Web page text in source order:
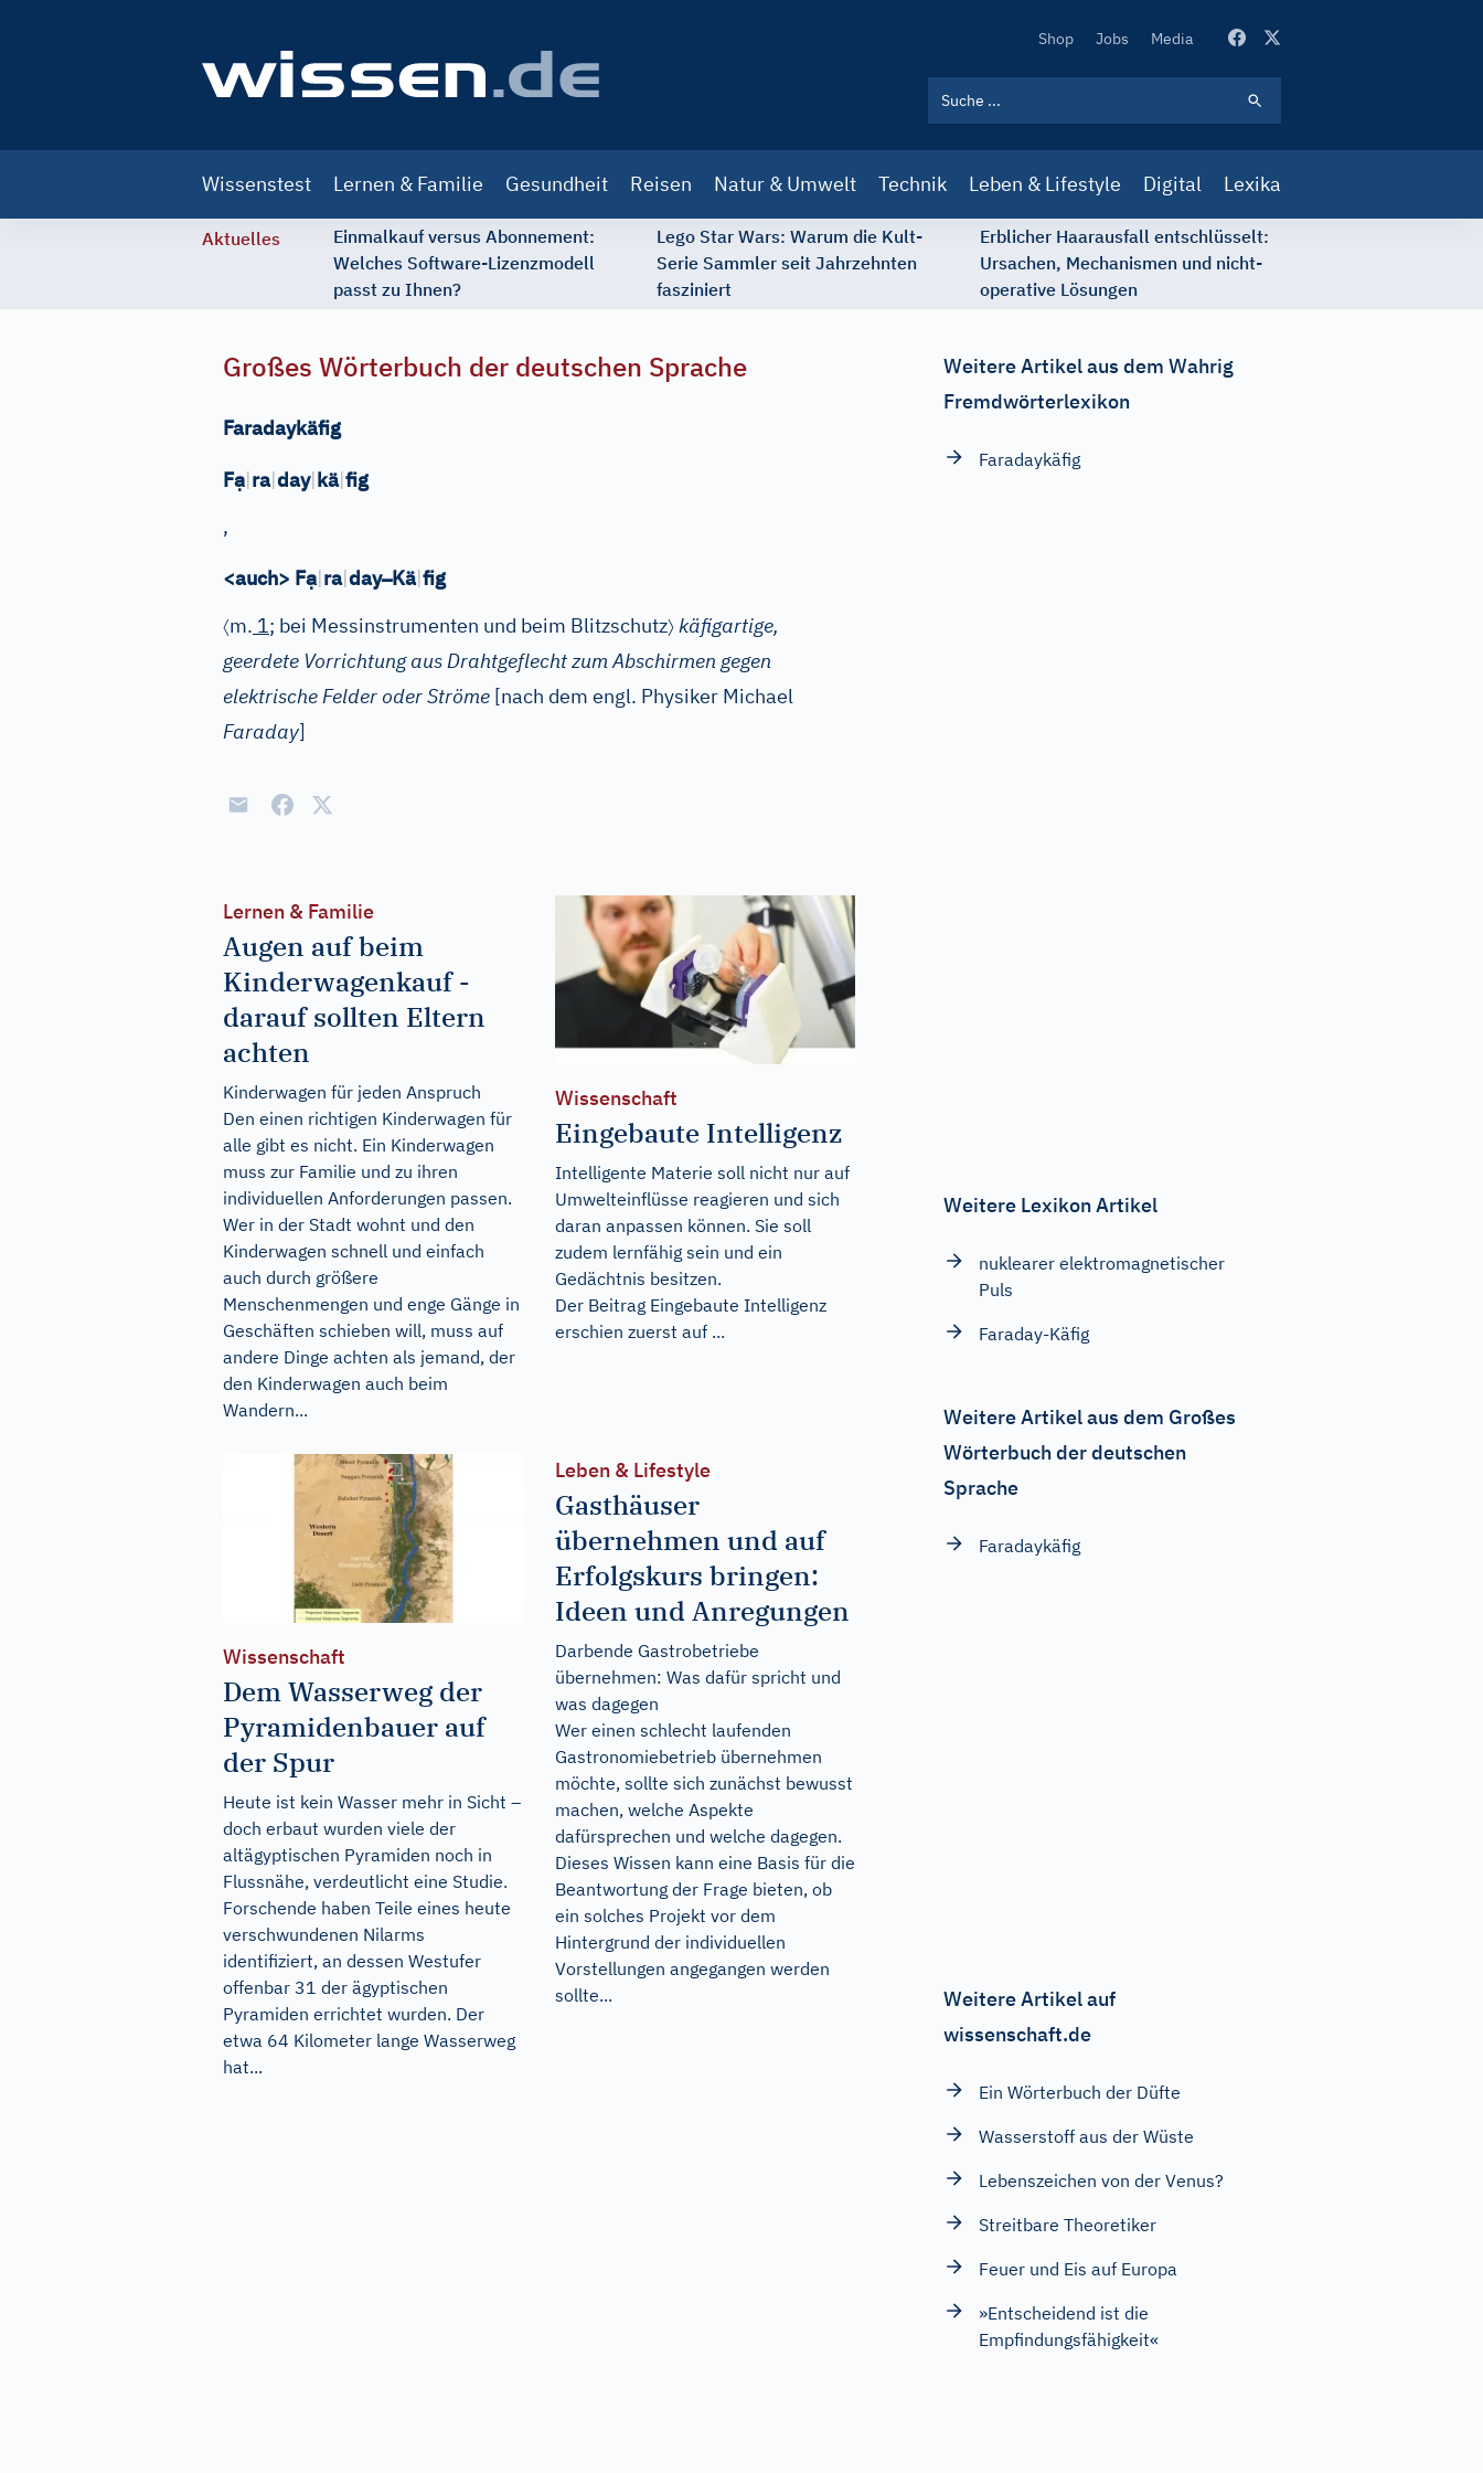
Secondary
Shop Jobs Media
navigation
Wissenstest Lernen & Familie Gesundheit Reisen Natur & Umwelt Technik Leben & Lifestyle Digital Lexika
Aktuelles
Einmalkauf versus Abonnement:
Welches Software-Lizenzmodell
passt zu Ihnen?
Lego Star Wars: Warum die Kult-
Serie Sammler seit Jahrzehnten
fasziniert
Erblicher Haarausfall entschlüsselt:
Ursachen, Mechanismen und nicht-
operative Lösungen
Großes Wörterbuch der deutschen Sprache
Faradaykäfig
Fạ|ra|day|kä|fig
,
<auch> Fạ|ra|day–Kä|fig
〈m. 1; bei Messinstrumenten und beim Blitzschutz〉käfigartige,
geerdete Vorrichtung aus Drahtgeflecht zum Abschirmen gegen
elektrische Felder oder Ströme [nach dem engl. Physiker Michael
Faraday]
Lernen & Familie
Augen auf beim
Kinderwagenkauf -
darauf sollten Eltern
achten
Kinderwagen für jeden Anspruch
Den einen richtigen Kinderwagen für
alle gibt es nicht. Ein Kinderwagen
muss zur Familie und zu ihren
individuellen Anforderungen passen.
Wer in der Stadt wohnt und den
Kinderwagen schnell und einfach
auch durch größere
Menschenmengen und enge Gänge in
Geschäften schieben will, muss auf
andere Dinge achten als jemand, der
den Kinderwagen auch beim
Wandern...
Wissenschaft
Eingebaute Intelligenz
Intelligente Materie soll nicht nur auf
Umwelteinflüsse reagieren und sich
daran anpassen können. Sie soll
zudem lernfähig sein und ein
Gedächtnis besitzen.
Der Beitrag Eingebaute Intelligenz
erschien zuerst auf ...
Wissenschaft
Dem Wasserweg der
Pyramidenbauer auf
der Spur
Heute ist kein Wasser mehr in Sicht –
doch erbaut wurden viele der
altägyptischen Pyramiden noch in
Flussnähe, verdeutlicht eine Studie.
Forschende haben Teile eines heute
verschwundenen Nilarms
identifiziert, an dessen Westufer
offenbar 31 der ägyptischen
Pyramiden errichtet wurden. Der
etwa 64 Kilometer lange Wasserweg
hat...
Leben & Lifestyle
Gasthäuser
übernehmen und auf
Erfolgskurs bringen:
Ideen und Anregungen
Darbende Gastrobetriebe
übernehmen: Was dafür spricht und
was dagegen
Wer einen schlecht laufenden
Gastronomiebetrieb übernehmen
möchte, sollte sich zunächst bewusst
machen, welche Aspekte
dafürsprechen und welche dagegen.
Dieses Wissen kann eine Basis für die
Beantwortung der Frage bieten, ob
ein solches Projekt vor dem
Hintergrund der individuellen
Vorstellungen angegangen werden
sollte...
Weitere Artikel aus dem Wahrig
Fremdwörterlexikon
Faradaykäfig
Weitere Lexikon Artikel
nuklearer elektromagnetischer
Puls
Faraday-Käfig
Weitere Artikel aus dem Großes
Wörterbuch der deutschen
Sprache
Faradaykäfig
Weitere Artikel auf
wissenschaft.de
Ein Wörterbuch der Düfte
Wasserstoff aus der Wüste
Lebenszeichen von der Venus?
Streitbare Theoretiker
Feuer und Eis auf Europa
»Entscheidend ist die
Empfindungsfähigkeit«